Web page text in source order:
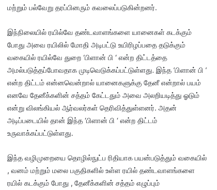
மற்றும் பல்வேறு தரப்பினரும் கவலைப்படுகின்றனர்.
இந்நிலையில் ரயில்வே தண்டவாளங்களை யானைகள் கடக்கும்
போது அவை ரயிலில் மோதி அடிபட்டு உயிரிழப்பதை தடுக்கும்
வகையில் ரயில்வே துறை ‘பிளான் பி ‘ என்ற திட்டத்தை
அமல்படுத்தப்போவதாக முடிவெடுக்கப்பட்டுள்ளது. இந்த ‘பிளான் பி ‘
என்ற திட்டம் என்னவென்றால் யானைகளுக்கு தேனீ என்றால் பயம்
எனவே தேனீக்களின் சத்தம் கேட்டதும் அவை அலறியடித்து ஓடும்
என்று விலங்கியல் ஆர்வலர்கள் தெரிவித்துள்ளனர். அதன்
அடிப்படையில் தான் இந்த ‘பிளான் பி ‘ என்ற திட்டம்
உருவாக்கப்பட்டுள்ளது.
இந்த வழிமுறையை தொழில்நுட்ப ரிதியாக பயன்படுத்தும் வகையில்
, வனம் மற்றும் மலை பகுதிகளில் உள்ள ரயில் தண்டவாளங்களை
ரயில் கடக்கும் போது , தேனீக்களின் சத்தம் எழுப்பும்